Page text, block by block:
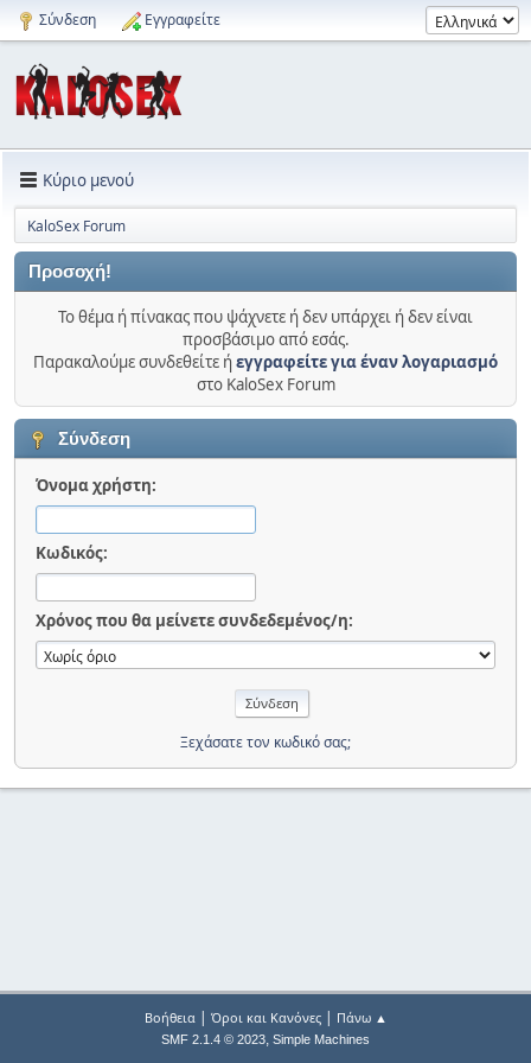
Σύνδεση Εγγραφείτε
Κύριο μενού
KaloSex Forum
Προσοχή!
Το θέμα ή πίνακας που ψάχνετε ή δεν υπάρχει ή δεν είναι
προσβάσιμο από εσάς.
Παρακαλούμε συνδεθείτε ήεγγραφείτε για έναν λογαριασμό
στο KaloSex Forum
Σύνδεση
Όνομα χρήστη:
Κωδικός:
Χρόνος που θα μείνετε συνδεδεμένος/η:
Ξεχάσατε τον κωδικό σας;
Βοήθεια| Όροι και Κανόνες| Πάνω ▲
SMF 2.1.4 © 2023, Simple Machines